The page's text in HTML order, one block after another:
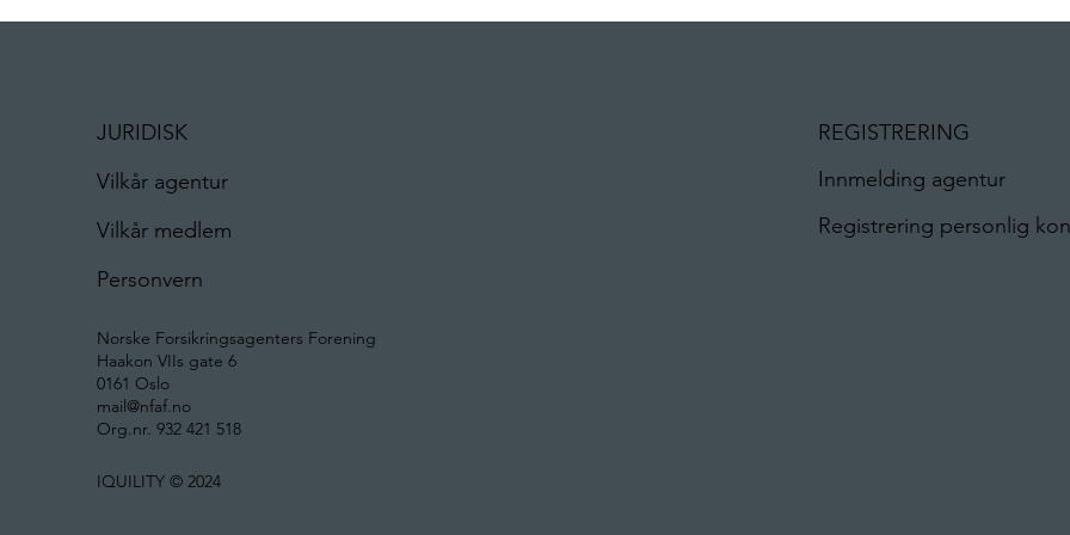
JURIDISK
Vilkår agentur
Vilkår medlem
Personvern
REGISTRERING
Innmelding agentur
Registrering personlig
Norske Forsikringsagenters Forening
Haakon VIIs gate 6
0161 Oslo
mail@nfaf.no
Org.nr. 932 421 518
IQUILITY © 2024